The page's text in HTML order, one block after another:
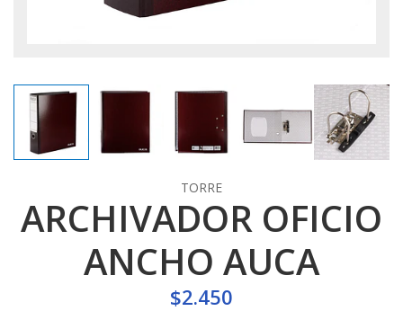
TORRE
ARCHIVADOR OFICIO
ANCHO AUCA
$2.450